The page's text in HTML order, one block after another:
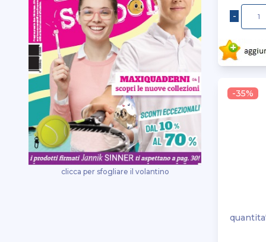
clicca per sfogliare il volantino
-35%